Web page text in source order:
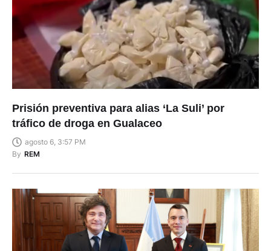
Prisión preventiva para alias ‘La Suli’ por
tráfico de droga en Gualaceo
agosto 6, 3:57 PM
By REM